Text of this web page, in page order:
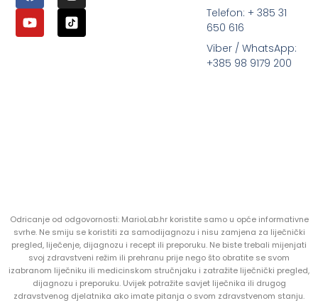
Telefon: + 385 31
650 616
Viber / WhatsApp:
+385 98 9179 200
Odricanje od odgovornosti: MarioLab.hr koristite samo u opće informativne
svrhe. Ne smiju se koristiti za samodijagnozu i nisu zamjena za liječnički
pregled, liječenje, dijagnozu i recept ili preporuku. Ne biste trebali mijenjati
svoj zdravstveni režim ili prehranu prije nego što obratite se svom
izabranom liječniku ili medicinskom stručnjaku i zatražite liječnički pregled,
dijagnozu i preporuku. Uvijek potražite savjet liječnika ili drugog
zdravstvenog djelatnika ako imate pitanja o svom zdravstvenom stanju.